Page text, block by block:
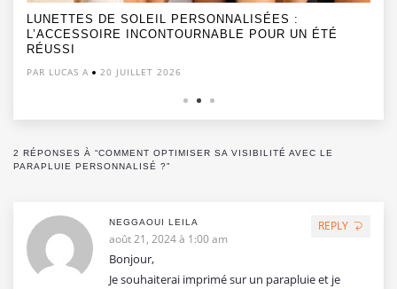
LUNETTES DE SOLEIL PERSONNALISÉES :
L’ACCESSOIRE INCONTOURNABLE POUR UN ÉTÉ
RÉUSSI
PAR LUCAS A 20 JUILLET 2026
2 RÉPONSES À “COMMENT OPTIMISER SA VISIBILITÉ AVEC LE
PARAPLUIE PERSONNALISÉ ?”
REPLY
NEGGAOUI LEILA
août 21, 2024 à 1:00 am
Bonjour,
Je souhaiterai imprimé sur un parapluie et je